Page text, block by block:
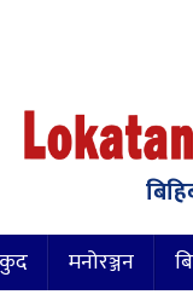
मनोरञ्जन